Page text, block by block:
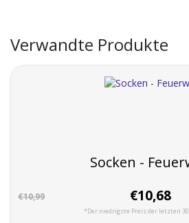
Verwandte Produkte
Socken -
€10,99 €10,68
*Der niedrigste Preis der letzten 30